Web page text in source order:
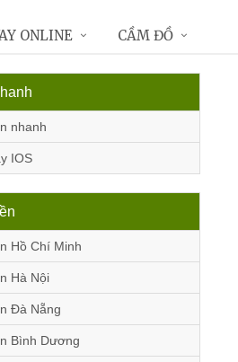
nhanh
IOS
Hồ Chí Minh
Hà Nội
Đà Nẵng
Bình Dương
ONLINE CẦM ĐỒ